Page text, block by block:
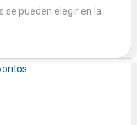
se pueden elegir en la